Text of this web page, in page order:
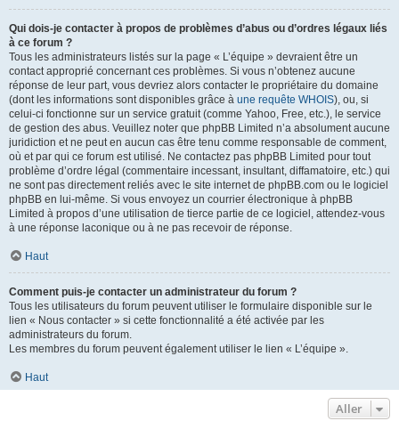
Qui dois-je contacter à propos de problèmes d’abus ou d’ordres légaux liés
à ce forum ?
Tous les administrateurs listés sur la page « L’équipe » devraient être un
contact approprié concernant ces problèmes. Si vous n’obtenez aucune
réponse de leur part, vous devriez alors contacter le propriétaire du domaine
(dont les informations sont disponibles grâce à une requête WHOIS), ou, si
celui-ci fonctionne sur un service gratuit (comme Yahoo, Free, etc.), le service
de gestion des abus. Veuillez noter que phpBB Limited n’a absolument aucune
juridiction et ne peut en aucun cas être tenu comme responsable de comment,
où et par qui ce forum est utilisé. Ne contactez pas phpBB Limited pour tout
problème d’ordre légal (commentaire incessant, insultant, diffamatoire, etc.) qui
ne sont pas directement reliés avec le site internet de phpBB.com ou le logiciel
phpBB en lui-même. Si vous envoyez un courrier électronique à phpBB
Limited à propos d’une utilisation de tierce partie de ce logiciel, attendez-vous
à une réponse laconique ou à ne pas recevoir de réponse.
Haut
Comment puis-je contacter un administrateur du forum ?
Tous les utilisateurs du forum peuvent utiliser le formulaire disponible sur le
lien « Nous contacter » si cette fonctionnalité a été activée par les
administrateurs du forum.
Les membres du forum peuvent également utiliser le lien « L’équipe ».
Haut
Aller